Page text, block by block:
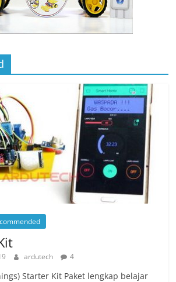
ardutech 4
Starter Kit Paket lengkap belajar